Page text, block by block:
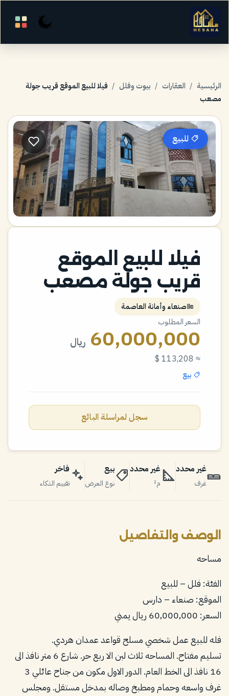
الرئيسية / العقارات / بيوت وفلل / فيلا للبيع الموقع قريب جولة
مصعب
للبيع
فيلا للبيع الموقع
قريب جولة مصعب
صنعاء وأمانة العاصمة
السعر المطلوب
60,000,000 ريال
≈ 113,208 $
بيع
سجل لمراسلة البائع
غير محدد
غرف
غير محدد
م²
بيع
نوع العرض
فاخر
تقييم الذكاء
الوصف والتفاصيل
مساحه
الفئة: فلل – للبيع
الموقع: صنعاء – دارس
السعر: 60,000,000 ريال يمني
فله للبيع عمل شخصي مسلح قواعد عمدان هردي.
تسليم مفتاح. المساحه ثلاث لبن الا ربع حر. شارع 6 متر نافذ الى
16 نافذ الى الخط العام. الدور الاول مكون من جناح عائلي 3
غرف واسعه وحمام ومطبخ وصاله بمدخل مستقل. ومجلس